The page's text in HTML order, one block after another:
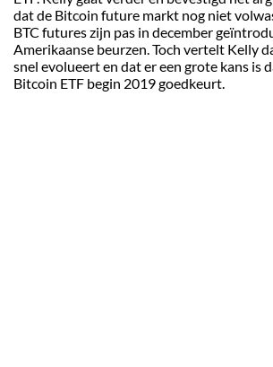
dat de Bitcoin future markt nog niet
BTC futures zijn pas in december
Amerikaanse beurzen. Toch vertelt Kelly
snel evolueert en dat er een grote kans is
Bitcoin ETF begin 2019 goedkeurt.